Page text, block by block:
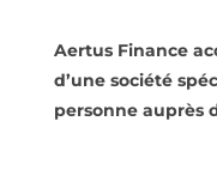
Aertus Finance
d’une société
personne auprès